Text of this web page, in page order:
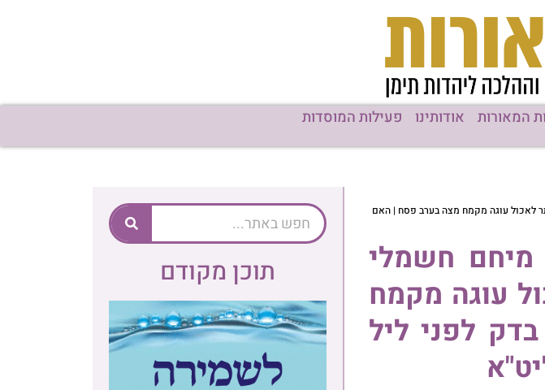
המאורות אודותינו פעילות המוסדות
לאכול עוגה מקמח מצה בערב פסח | האם
חשמלי
עוגה מקמח
לפני ליל
תוכן מקודם